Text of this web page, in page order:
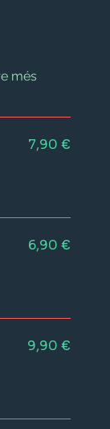
més
7,90 €
6,90 €
9,90 €